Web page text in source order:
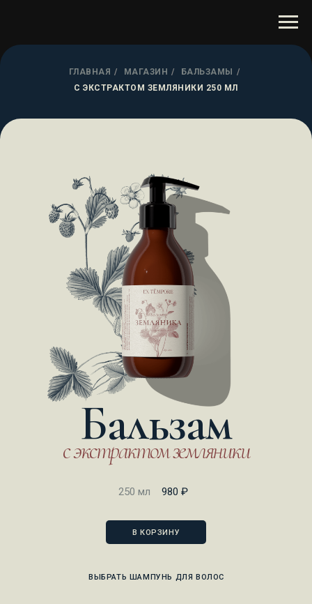
ГЛАВНАЯ / МАГАЗИН / БАЛЬЗАМЫ
/
С ЭКСТРАКТОМ ЗЕМЛЯНИКИ 250 МЛ
Бальзам
с экстрактом земляники
В КОРЗИНУ
ВЫБРАТЬ ШАМПУНЬ ДЛЯ ВОЛОС
250 мл 980 ₽